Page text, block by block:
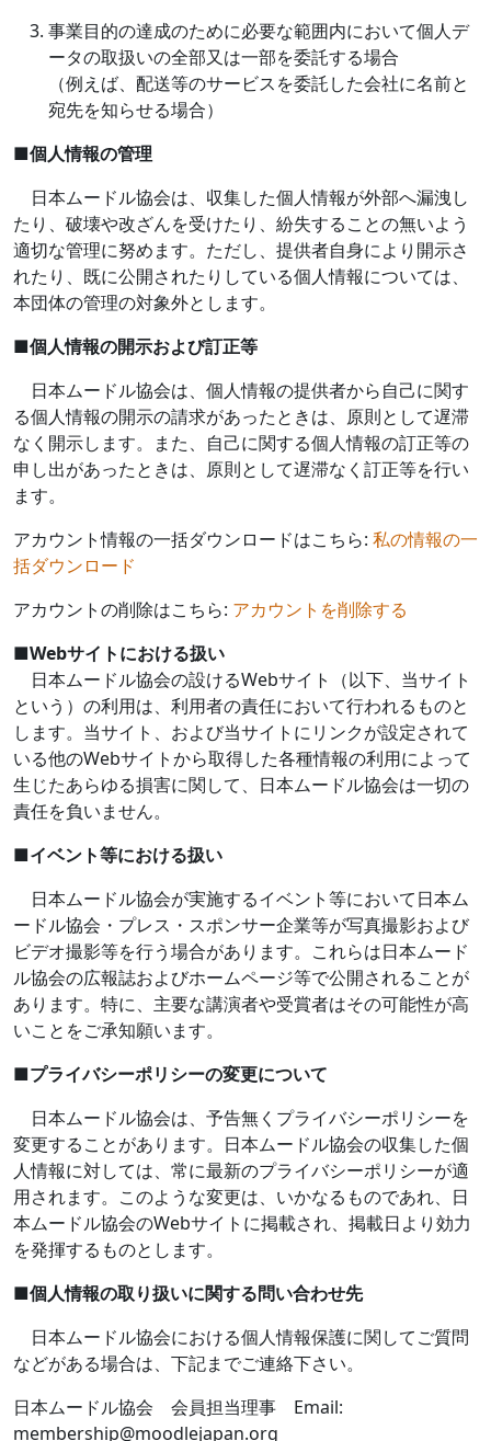
事業目的の達成のために必要な範囲内において個人デ
ータの取扱いの全部又は一部を委託する場合
（例えば、配送等のサービスを委託した会社に名前と
宛先を知らせる場合）
■個人情報の管理
日本ムードル協会は、収集した個人情報が外部へ漏洩し
たり、破壊や改ざんを受けたり、紛失することの無いよう
適切な管理に努めます。ただし、提供者自身により開示さ
れたり、既に公開されたりしている個人情報については、
本団体の管理の対象外とします。
■個人情報の開示および訂正等
日本ムードル協会は、個人情報の提供者から自己に関す
る個人情報の開示の請求があったときは、原則として遅滞
なく開示します。また、自己に関する個人情報の訂正等の
申し出があったときは、原則として遅滞なく訂正等を行い
ます。
アカウント情報の一括ダウンロードはこちら: 私の情報の一
括ダウンロード
アカウントの削除はこちら: アカウントを削除する
■Webサイトにおける扱い
日本ムードル協会の設けるWebサイト（以下、当サイト
という）の利用は、利用者の責任において行われるものと
します。当サイト、および当サイトにリンクが設定されて
いる他のWebサイトから取得した各種情報の利用によって
生じたあらゆる損害に関して、日本ムードル協会は一切の
責任を負いません。
■イベント等における扱い
日本ムードル協会が実施するイベント等において日本ム
ードル協会・プレス・スポンサー企業等が写真撮影および
ビデオ撮影等を行う場合があります。これらは日本ムード
ル協会の広報誌およびホームページ等で公開されることが
あります。特に、主要な講演者や受賞者はその可能性が高
いことをご承知願います。
■プライバシーポリシーの変更について
日本ムードル協会は、予告無くプライバシーポリシーを
変更することがあります。日本ムードル協会の収集した個
人情報に対しては、常に最新のプライバシーポリシーが適
用されます。このような変更は、いかなるものであれ、日
本ムードル協会のWebサイトに掲載され、掲載日より効力
を発揮するものとします。
■個人情報の取り扱いに関する問い合わせ先
日本ムードル協会における個人情報保護に関してご質問
などがある場合は、下記までご連絡下さい。
日本ムードル協会 会員担当理事 Email:
membership@moodlejapan.org